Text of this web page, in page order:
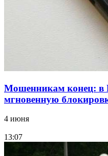
Мошенникам конец: в
мгновенную
4 июня
13:07